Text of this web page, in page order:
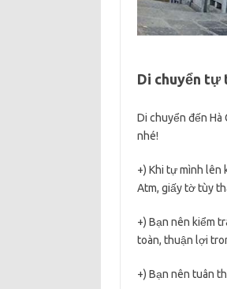
Di chuyển tự
Di chuyển đến
nhé!
+) Khi tự mình
Atm, giấy tờ tùy
+) Bạn nên kiểm
toàn, thuận lợi
+) Bạn nên tuân